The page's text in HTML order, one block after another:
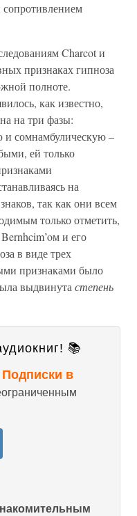
Charcot и
признаках гипноза
полноте.
как известно,
на три фазы:
и сомнамбулическую –
ей только
на
так как они всем
только отметить,
и его
в виде трех
признаками было
выдвинута степень
📚
в